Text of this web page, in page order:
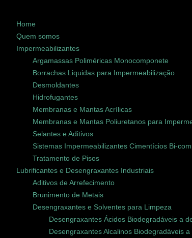
Home
Quem somos
Impermeabilizantes
Argamassas Poliméricas Monocomponete
Borrachas Liquidas para Impermeabilização
Desmoldantes
Hidrofugantes
Membranas e Mantas Acrílicas
Membranas e Mantas Poliuretanos para
Selantes e Aditivos
Sistemas Impermeabilizantes Cimentícios Bi-
Tratamento de Pisos
Lubrificantes e Desengraxantes Industriais
Aditivos de Arrefecimento
Brunimento de Metais
Desengraxantes e Solventes para Limpeza
Desengraxantes Ácidos Biodegradáveis a
Desengraxantes Alcalinos Biodegradáveis